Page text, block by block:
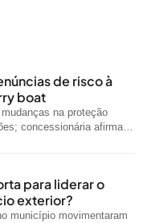
de risco à
boat
na proteção
concessionária afirma
para liderar o
exterior?
município movimentaram